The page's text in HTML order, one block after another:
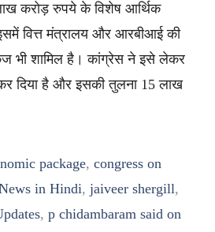
करोड़ रुपये के विशेष आर्थिक
वित्त मंत्रालय और आरबीआई की
भी शामिल है। कांग्रेस ने इसे लेकर
दिया है और इसकी तुलना 15 लाख
package, congress on
in Hindi, jaiveer shergill,
, p chidambaram said on